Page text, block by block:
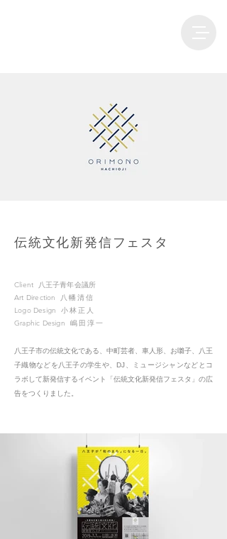
伝統文化新発信フェスタ
Client 八王子青年会議所
Art Direction 八幡清信
Logo Design 小林正人
Graphic Design 嶋田淳一
八王子市の伝統文化である、中町芸者、車人形、お囃子、八王
子織物などを八王子の学生や、DJ、ミュージシャンなどとコ
ラボして新発信するイベント「伝統文化新発信フェスタ」の広
告をつくりました。